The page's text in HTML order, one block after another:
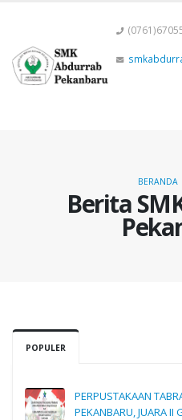
Berita
BERANDA
POPULER
PERPUSTAKAAN
PEKANBARU, JUARA II